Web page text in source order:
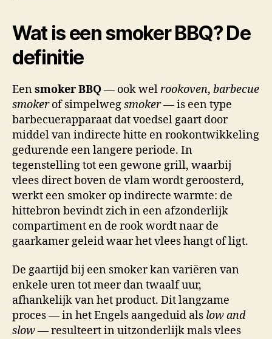
Wat is een smoker BBQ? De
definitie
Eensmoker BBQ— ook welrookoven, barbecue
smokerof simpelwegsmoker— is een type
barbecuerapparaat dat voedsel gaart door
middel van indirecte hitte en rookontwikkeling
gedurende een langere periode. In
tegenstelling tot een gewone grill, waarbij
vlees direct boven de vlam wordt geroosterd,
werkt een smoker op indirecte warmte: de
hittebron bevindt zich in een afzonderlijk
compartiment en de rook wordt naar de
gaarkamer geleid waar het vlees hangt of ligt.
De gaartijd bij een smoker kan variëren van
enkele uren tot meer dan twaalf uur,
afhankelijk van het product. Dit langzame
proces — in het Engels aangeduid als low and
slow— resulteert in uitzonderlijk mals vlees